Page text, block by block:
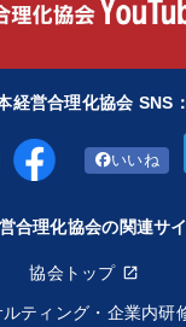
経営合理化協会 SNS：
いいね
合理化協会の関連サ
協会トップ
ルティング・企業内研